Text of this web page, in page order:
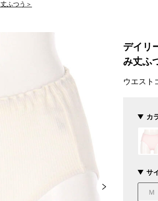
ふつう＞
デイリ
み丈ふ
ウエスト
カ
サ
Ｍ